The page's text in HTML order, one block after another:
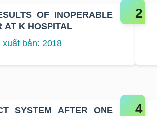
INOPERABLE
AT K HOSPITAL
bản: 2018
SYSTEM AFTER ONE